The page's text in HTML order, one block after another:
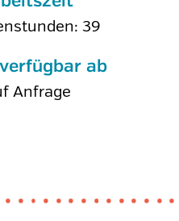
39
ab
Anfrage